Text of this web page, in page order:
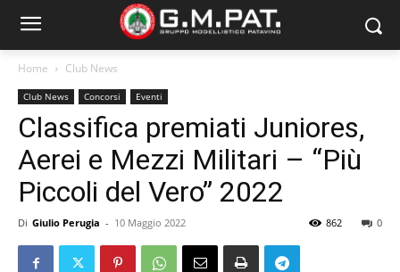
Home Club News
Club News Concorsi Eventi
Classifica premiati Juniores,
Aerei e Mezzi Militari – “Più
Piccoli del Vero” 2022
Di Giulio Perugia - 10 Maggio 2022 0
862